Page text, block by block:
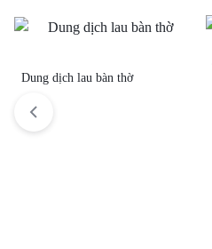
Dung dịch lau bàn thờ